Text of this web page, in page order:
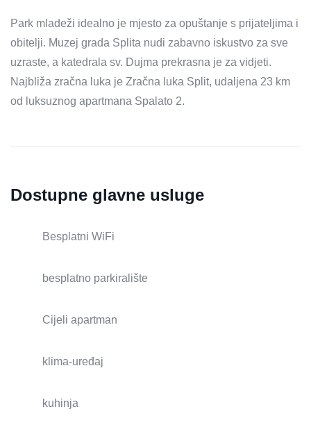
Park mladeži idealno je mjesto za opuštanje s prijateljima i
obitelji. Muzej grada Splita nudi zabavno iskustvo za sve
uzraste, a katedrala sv. Dujma prekrasna je za vidjeti.
Najbliža zračna luka je Zračna luka Split, udaljena 23 km
od luksuznog apartmana Spalato 2.
Dostupne glavne usluge
Besplatni WiFi
besplatno parkiralište
Cijeli apartman
klima-uređaj
kuhinja